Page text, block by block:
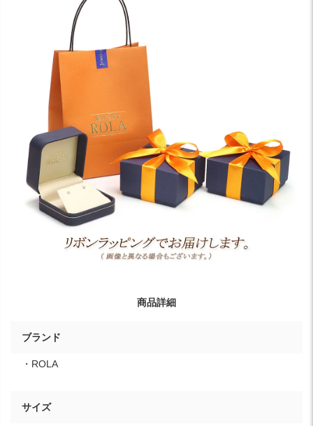
商品詳細
ブランド
・ROLA
サイズ